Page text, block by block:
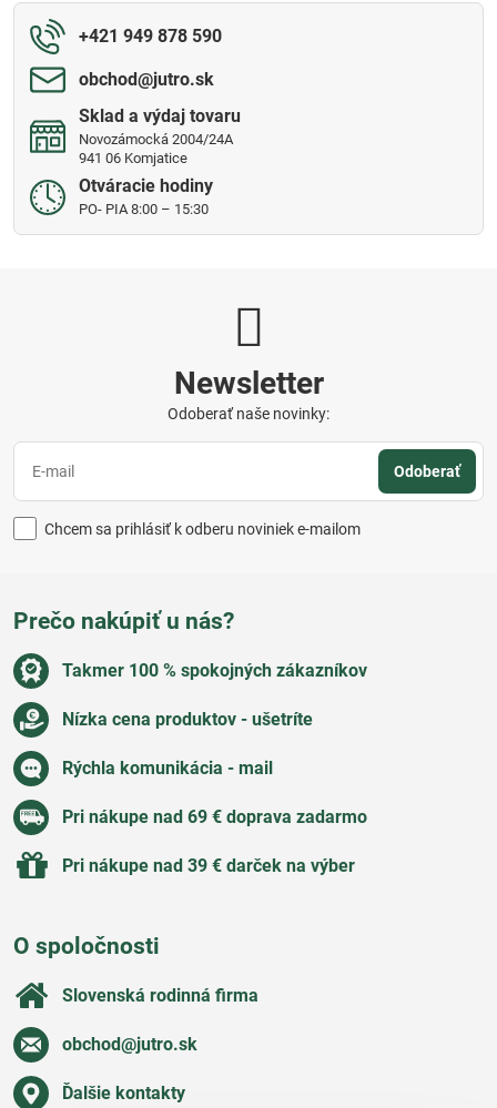
+421 949 878 590
obchod​@jutro​.sk
Sklad a výdaj tovaru
Novozámocká 2004/24A
941 06 Komjatice
Otváracie hodiny
PO- PIA 8:00 – 15:30
Newsletter
Odoberať naše novinky:
Odoberať
Chcem sa prihlásiť k odberu noviniek e-mailom
Prečo nakúpiť u nás?
Takmer 100 % spokojných zákazníkov
Nízka cena produktov - ušetríte
Rýchla komunikácia - mail
Pri nákupe nad 69 € doprava zadarmo
Pri nákupe nad 39 € darček na výber
O spoločnosti
Slovenská rodinná firma
obchod​@jutro​.sk
Ďalšie kontakty